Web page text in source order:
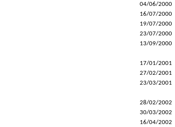
04/06/2000
16/07/2000
19/07/2000
23/07/2000
13/09/2000
17/01/2001
27/02/2001
23/03/2001
28/02/2002
30/03/2002
16/04/2002